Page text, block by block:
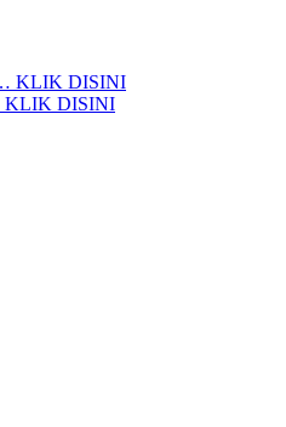
KLIK DISINI
KLIK DISINI